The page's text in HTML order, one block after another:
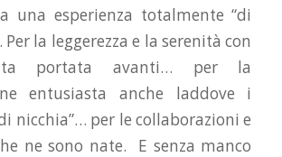
una esperienza totalmente “di
Per la leggerezza e la serenità con
portata avanti… per la
entusiasta anche laddove i
nicchia”… per le collaborazioni e
ne sono nate. E senza manco